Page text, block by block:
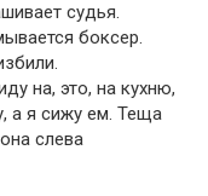
судья.
боксер.
на, это, на кухню,
а я сижу ем. Теща
слева